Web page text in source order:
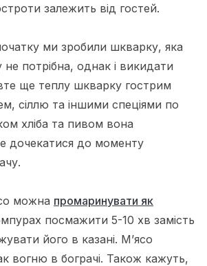
залежить від гостей.
ми зробили шкварку, яка
потрібна, однак і викидати
ще теплу шкварку гострим
сіллю та іншими спеціями по
хліба та пивом вона
дочекатися до моменту
можна промаринувати як
посмажити 5-10 хв замість
його в казані. М’ясо
вогню в бограчі. Також кажуть,